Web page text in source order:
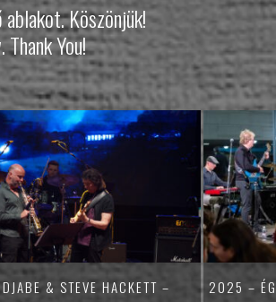
Köszönjük!
You!
DJABE & STEVE HACKETT –
2025 –